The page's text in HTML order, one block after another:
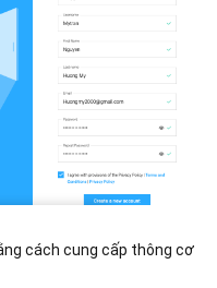
cách cung cấp thông cơ